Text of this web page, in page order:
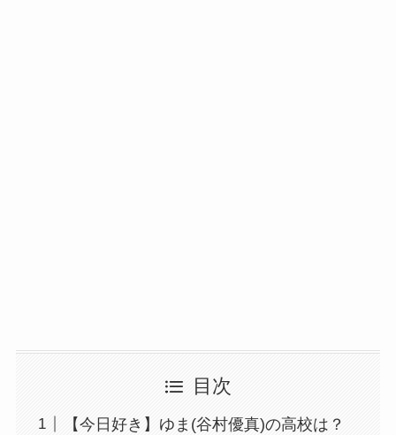
目次
【今日好き】ゆま(谷村優真)の高校は？